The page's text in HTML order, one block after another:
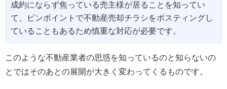
成約にならず焦っている売主様が居ることを知ってい
て、ピンポイントで不動産売却チラシをポスティングし
ていることもあるため慎重な対応が必要です。
このような不動産業者の思惑を知っているのと知らないの
とではそのあとの展開が大きく変わってくるものです。